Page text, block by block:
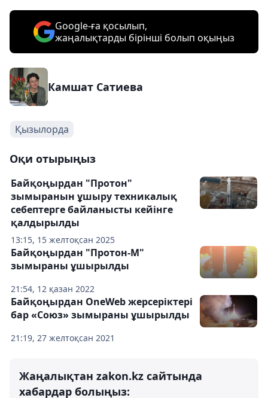
Google-ға қосылып,
жаңалықтарды бірінші болып оқыңыз
Камшат Сатиева
Қызылорда
Оқи отырыңыз
13:15, 15 желтоқсан 2025
Байқоңырдан "Протон"
зымыранын ұшыру техникалық
себептерге байланысты кейінге
қалдырылды
21:54, 12 қазан 2022
Байқоңырдан "Протон-М"
зымыраны ұшырылды
21:19, 27 желтоқсан 2021
Байқоңырдан OneWeb жерсеріктері
бар «Союз» зымыраны ұшырылды
Жаңалықтан zakon.kz сайтында
хабардар болыңыз: